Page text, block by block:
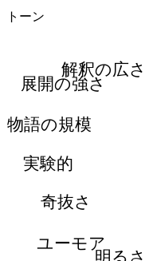
トーン
明るさ
ユーモア
奇抜さ
実験的
物語の規模
展開の強さ
解釈の広さ